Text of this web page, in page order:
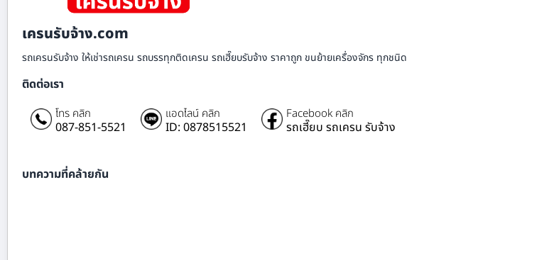
เครนรับจ้าง.com
รถเครนรับจ้าง ให้เช่ารถเครน รถบรรทุกติดเครน รถเฮี๊ยบรับจ้าง ราคาถูก ขนย้ายเครื่องจักร ทุกชนิด
ติดต่อเรา
โทร คลิก
087-851-5521
แอดไลน์ คลิก
ID: 0878515521
Facebook คลิก
รถเฮี๊ยบ รถเครน รับจ้าง
บทความที่คล้ายกัน